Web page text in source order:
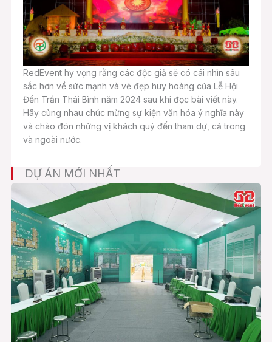
RedEvent hy vọng rằng các độc giả sẽ có cái nhìn sâu
sắc hơn về sức mạnh và vẻ đẹp huy hoàng của Lễ Hội
Đền Trần Thái Bình năm 2024 sau khi đọc bài viết này.
Hãy cùng nhau chúc mừng sự kiện văn hóa ý nghĩa này
và chào đón những vị khách quý đến tham dự, cả trong
và ngoài nước.
DỰ ÁN MỚI NHẤT